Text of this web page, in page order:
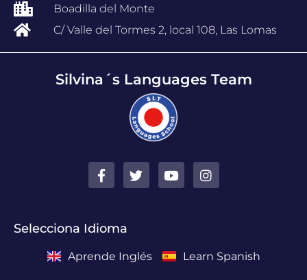
Boadilla del Monte
C/ Valle del Tormes 2, local 108, Las Lomas
Silvina´s Languages Team
Selecciona Idioma
Aprende Inglés Learn Spanish